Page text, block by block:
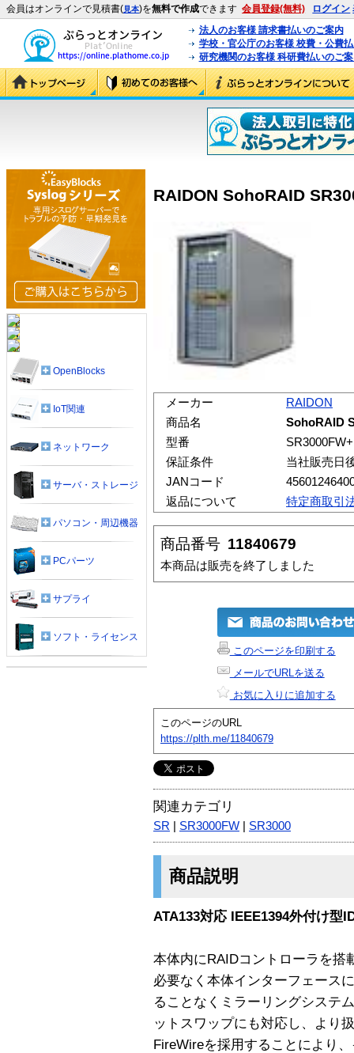
会員はオンラインで見積書(見本)を無料で作成できます 会員登録(無料) ログイン
法人のお客様 請求書払いのご案内
学校・官公庁のお客様 校費・公費
研究機関のお客様 科研費払いのご
RAIDON SohoRAID
メーカー
RAIDON
商品名
SohoRAID
型番
SR3000FW+
保証条件
当社販売日
JANコード
返品について
特定商取引
商品番号 11840679
本商品は販売を終了しました
このページを印刷する
メールでURLを送る
お気に入りに追加する
このページのURL
https://plth.me/11840679
関連カテゴリ
SR SR3000FW SR3000
商品説明
ATA133対応 IEEE1394外付け型
本体内にRAIDコントローラを搭
必要なく本体インターフェース
ることなくミラーリングシステ
ットスワップにも対応し、より
FireWireを採用することにより
OpenBlocks
IoT関連
ネットワーク
サーバ・ストレージ
パソコン・周辺機器
PCパーツ
サプライ
ソフト・ライセンス